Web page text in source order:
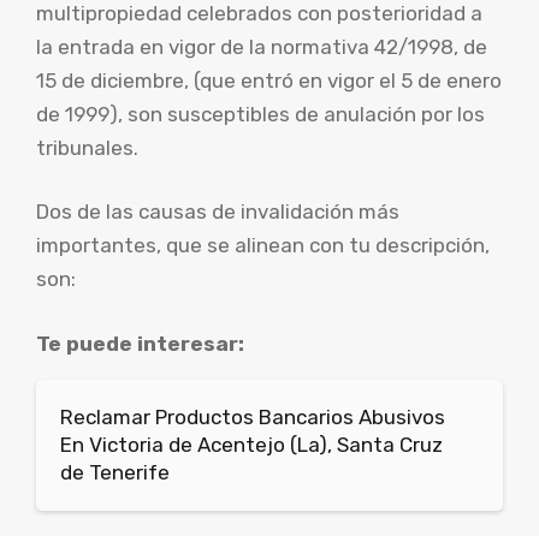
multipropiedad celebrados con posterioridad a
la entrada en vigor de la normativa 42/1998, de
15 de diciembre, (que entró en vigor el 5 de enero
de 1999), son susceptibles de anulación por los
tribunales.
Dos de las causas de invalidación más
importantes, que se alinean con tu descripción,
son:
Te puede interesar:
Reclamar Productos Bancarios Abusivos
En Victoria de Acentejo (La), Santa Cruz
de Tenerife